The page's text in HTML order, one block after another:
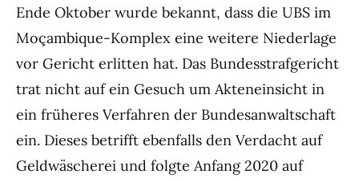
Ende Oktober wurde bekannt, dass die UBS im
Moçambique-Komplex eine weitere Niederlage
vor Gericht erlitten hat. Das Bundesstrafgericht
trat nicht auf ein Gesuch um Akteneinsicht in
ein früheres Verfahren der Bundesanwaltschaft
ein. Dieses betrifft ebenfalls den Verdacht auf
Geldwäscherei und folgte Anfang 2020 auf